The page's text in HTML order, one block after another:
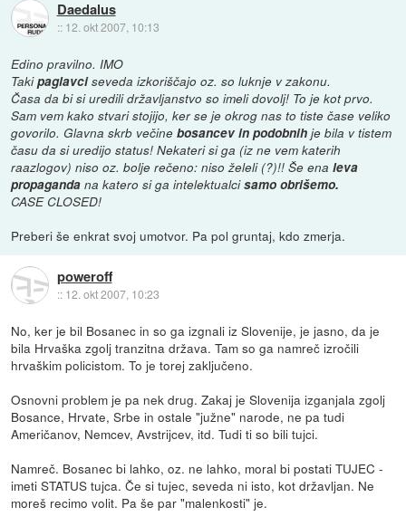
Daedalus
:: 12. okt 2007, 10:13
Edino pravilno. IMO
Takipaglavciseveda izkoriščajo oz. so luknje v zakonu.
Časa da bi si uredili državljanstvo so imeli dovolj! To je kot prvo.
Sam vem kako stvari stojijo, ker se je okrog nas to tiste čase veliko
govorilo. Glavna skrb večinebosancev in podobnih je bila v tistem
času da si uredijo status! Nekateri si ga (iz ne vem katerih
raazlogov) niso oz. bolje rečeno: niso želeli (?)!! Še enaleva
propaganda na katero si ga intelektualcisamo obrišemo.
CASE CLOSED!
Preberi še enkrat svoj umotvor. Pa pol gruntaj, kdo zmerja.
poweroff
:: 12. okt 2007, 10:23
No, ker je bil Bosanec in so ga izgnali iz Slovenije, je jasno, da je
bila Hrvaška zgolj tranzitna država. Tam so ga namreč izročili
hrvaškim policistom. To je torej zaključeno.
Osnovni problem je pa nek drug. Zakaj je Slovenija izganjala zgolj
Bosance, Hrvate, Srbe in ostale "južne" narode, ne pa tudi
Američanov, Nemcev, Avstrijcev, itd. Tudi ti so bili tujci.
Namreč. Bosanec bi lahko, oz. ne lahko, moral bi postati TUJEC -
imeti STATUS tujca. Če si tujec, seveda ni isto, kot državljan. Ne
moreš recimo volit. Pa še par "malenkosti" je.